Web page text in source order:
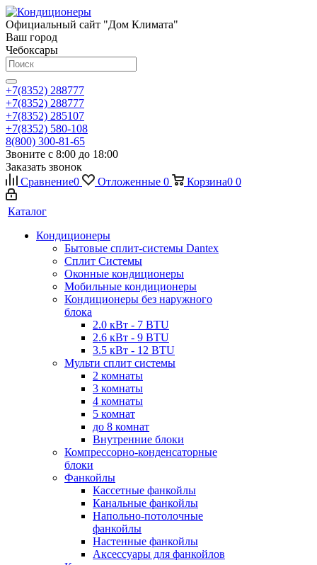
Официальный сайт "Дом Климата"
Ваш город
Чебоксары
+7(8352) 288777
+7(8352) 288777
+7(8352) 285107
+7(8352) 580-108
8(800) 300-81-65
Звоните с 8:00 до 18:00
Заказать звонок
Сравнение0 Отложенные 0 Корзина0 0
Каталог
Кондиционеры
Бытовые сплит-системы Dantex
Сплит Системы
Оконные кондиционеры
Мобильные кондиционеры
Кондиционеры без наружного
блока
2.0 кВт - 7 BTU
2.6 кВт - 9 BTU
3.5 кВт - 12 BTU
Мульти сплит системы
2 комнаты
3 комнаты
4 комнаты
5 комнат
до 8 комнат
Внутренние блоки
Компрессорно-конденсаторные
блоки
Фанкойлы
Кассетные фанкойлы
Канальные фанкойлы
Напольно-потолочные
фанкойлы
Настенные фанкойлы
Аксессуары для фанкойлов